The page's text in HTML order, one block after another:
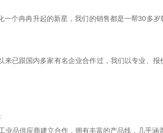
一个冉冉升起的新星，我们的销售都是一帮30多
来已跟国内多家有名企业合作过，我们以专业、
业品供应商建立合作，拥有丰富的产品线，几乎涵